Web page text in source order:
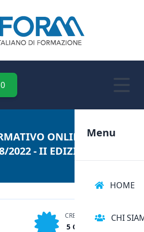
Menu
HOME
CHI
ONLINE DA 5 CFU
2022 - II EDIZIONE
CREDITI
5 CFU